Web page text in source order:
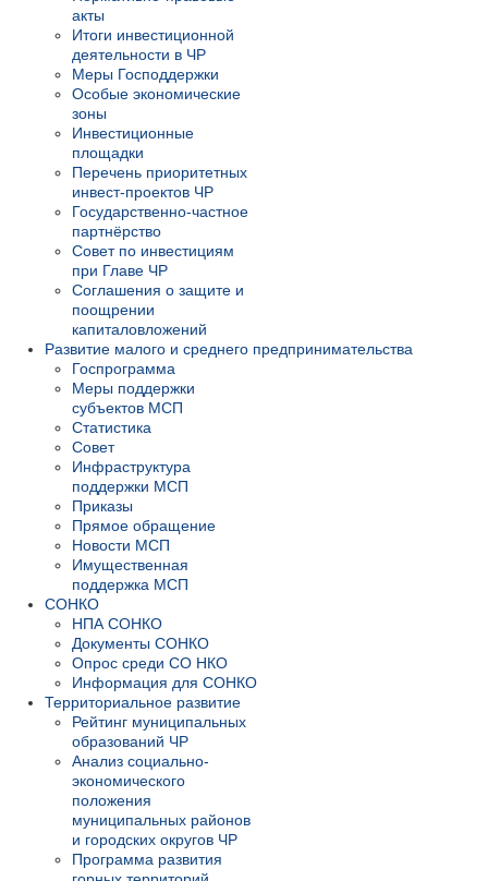
акты
Итоги инвестиционной
деятельности в ЧР
Меры Господдержки
Особые экономические
зоны
Инвестиционные
площадки
Перечень приоритетных
инвест-проектов ЧР
Государственно-частное
партнёрство
Совет по инвестициям
при Главе ЧР
Соглашения о защите и
поощрении
капиталовложений
Развитие малого и среднего предпринимательства
Госпрограмма
Меры поддержки
субъектов МСП
Статистика
Совет
Инфраструктура
поддержки МСП
Приказы
Прямое обращение
Новости МСП
Имущественная
поддержка МСП
СОНКО
НПА СОНКО
Документы СОНКО
Опрос среди СО НКО
Информация для СОНКО
Территориальное развитие
Рейтинг муниципальных
образований ЧР
Анализ социально-
экономического
положения
муниципальных районов
и городских округов ЧР
Программа развития